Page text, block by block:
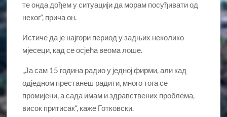
те онда дођем у ситуацији да морам посуђивати од
неког“, прича он.
Истиче да је најгори период у задњих неколико
мјесеци, кад се осјећа веома лоше.
„Ја сам 15 година радио у једној фирми, али кад
од‌једном престанеш радити, много тога се
промијени, а сада имам и здравствених проблема,
висок притисак“, каже Готковски.